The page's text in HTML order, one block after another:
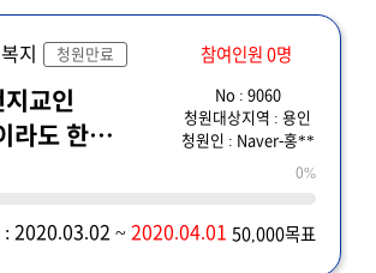
지 청원만료 참여인원 0명
지교인
라도 한곳에
No : 9060
청원대상지역 : 용인
청원인 : Naver-홍**
0%
: 2020.03.02 ~2020.04.01 50,000목표